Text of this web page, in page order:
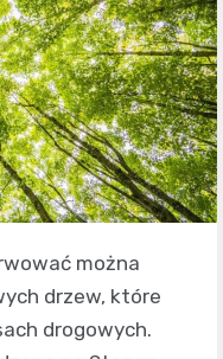
można
drzew, które
drogowych.